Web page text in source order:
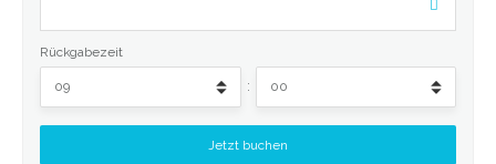
Rückgabezeit
: